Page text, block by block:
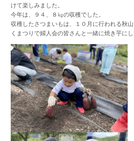
けて楽しみました。
今年は、９４、８㎏の収穫でした。
収穫したさつまいもは、１０月に行われる秋
くまつりで婦人会の皆さんと一緒に焼き芋に